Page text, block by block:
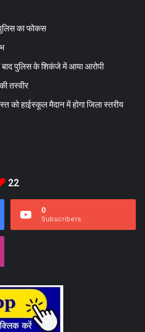
का फोकस
बाद पुलिस के शिकंजे में आया आरोपी
तस्वीर
हाईस्कूल मैदान में होगा जिला स्तरीय
22
0
Subscribers